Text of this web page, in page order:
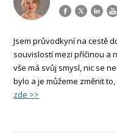
Jsem průvodkyní na cestě
souvislostí mezi příčinou a
vše má svůj smysl, nic se
bylo a je můžeme změnit
zde >>